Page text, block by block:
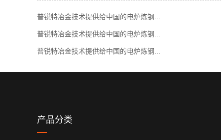
普锐特冶金技术提供给中国的电炉炼钢...
普锐特冶金技术提供给中国的电炉炼钢...
普锐特冶金技术提供给中国的电炉炼钢...
产品分类